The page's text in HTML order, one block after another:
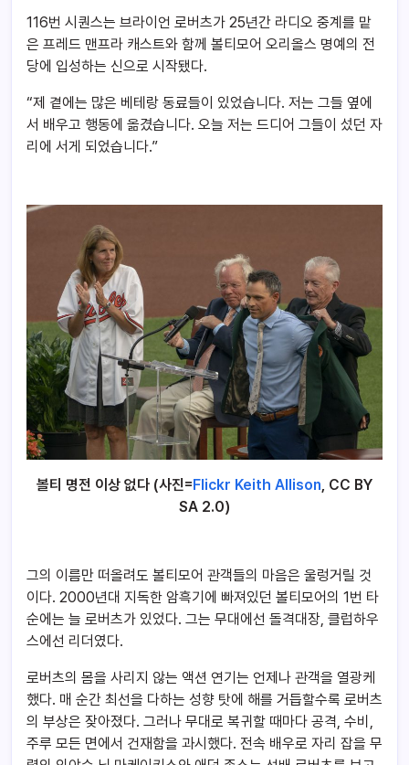
116번 시퀀스는 브라이언 로버츠가 25년간 라디오 중계를 맡
은 프레드 맨프라 캐스트와 함께 볼티모어 오리올스 명예의 전
당에 입성하는 신으로 시작됐다.
“제 곁에는 많은 베테랑 동료들이 있었습니다. 저는 그들 옆에
서 배우고 행동에 옮겼습니다. 오늘 저는 드디어 그들이 섰던 자
리에 서게 되었습니다.”
볼티 명전 이상 없다 (사진= Flickr Keith Allison, CC BY
SA 2.0)
그의 이름만 떠올려도 볼티모어 관객들의 마음은 울렁거릴 것
이다. 2000년대 지독한 암흑기에 빠져있던 볼티모어의 1번 타
순에는 늘 로버츠가 있었다. 그는 무대에선 돌격대장, 클럽하우
스에선 리더였다.
로버츠의 몸을 사리지 않는 액션 연기는 언제나 관객을 열광케
했다. 매 순간 최선을 다하는 성향 탓에 해를 거듭할수록 로버츠
의 부상은 잦아졌다. 그러나 무대로 복귀할 때마다 공격, 수비,
주루 모든 면에서 건재함을 과시했다. 전속 배우로 자리 잡을 무